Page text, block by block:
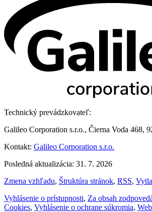
Technický prevádzkovateľ:
Galileo Corporation s.r.o., Čierna Voda 468,
Kontakt: Galileo Corporation s.r.o.
Posledná aktualizácia: 31. 7. 2026
Zmena vzhľadu, Štruktúra stránok, RSS,
Vyhlásenie o prístupnosti, Za obsah
Cookies, Vyhlásenie o ochrane súkromia,